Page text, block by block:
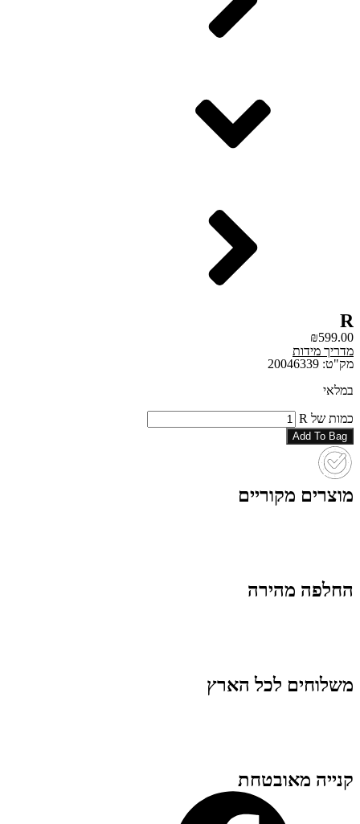
R
₪599.00
מדריך מידות
מק"ט: 20046339
במלאי
כמות של R
Add To Bag
מוצרים מקוריים
החלפה מהירה
משלוחים לכל הארץ
קנייה מאובטחת